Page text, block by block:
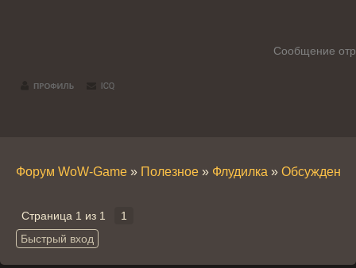
Сообщение
Форум WoW-Game » Полезное » Флудилка »
Страница 1 из 1 1